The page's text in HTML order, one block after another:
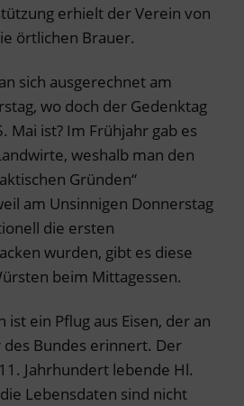
erhielt der Verein von
örtlichen Brauer.
sich ausgerechnet am
wo doch der Gedenktag
Mai ist? Im Frühjahr gab es
weshalb man den
Gründen“
am Unsinnigen Donnerstag
die ersten
wurden, gibt es diese
beim Mittagessen.
ist ein Pflug aus Eisen, der an
Bundes erinnert. Der
Jahrhundert lebende Hl.
Lebensdaten sind nicht